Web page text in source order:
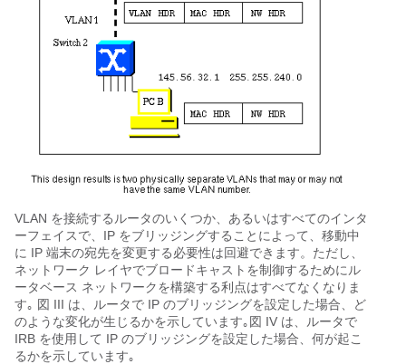
VLAN を接続するルータのいくつか、あるいはすべてのインタ
ーフェイスで、IP をブリッジングすることによって、移動中
に IP 端末の宛先を変更する必要性は回避できます。ただし、
ネットワーク レイヤでブロードキャストを制御するためにル
ータベース ネットワークを構築する利点はすべてなくなりま
す｡ 図 III は、ルータで IP のブリッジングを設定した場合、ど
のような変化が生じるかを示しています｡図 IV は、ルータで
IRB を使用して IP のブリッジングを設定した場合、何が起こ
るかを示しています｡